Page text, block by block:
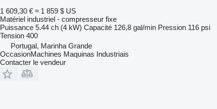
1 609,30 € ≈ 1 859 $ US
Matériel industriel - compresseur fixe
Puissance 5.44 ch (4 kW) Capacité 126,8 gal/min Pression 116 psi
Tension 400
Portugal, Marinha Grande
OccasionMachines Maquinas Industriais
Contacter le vendeur